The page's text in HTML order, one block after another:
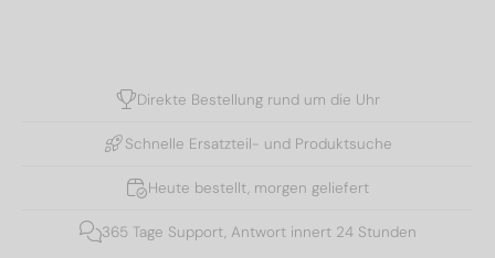
Direkte Bestellung rund um die Uhr
Schnelle Ersatzteil- und Produktsuche
Heute bestellt, morgen geliefert
365 Tage Support, Antwort innert 24 Stunden